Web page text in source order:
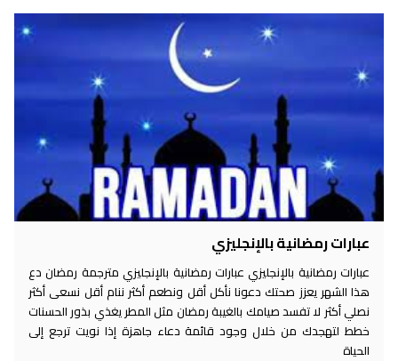
عبارات رمضانية بالإنجليزي
عبارات رمضانية بالإنجليزي عبارات رمضانية بالإنجليزي مترجمة رمضان دع
هذا الشهر يعزز صحتك دعونا نأكل أقل ونطعم أكثر ننام أقل نسعى أكثر
نصلي أكثر لا تفسد صيامك بالغيبة رمضان مثل المطر يغذي بذور الحسنات
خطط لتهجدك من خلال وجود قائمة دعاء جاهزة إذا نويت ترجع إلى
الحياة